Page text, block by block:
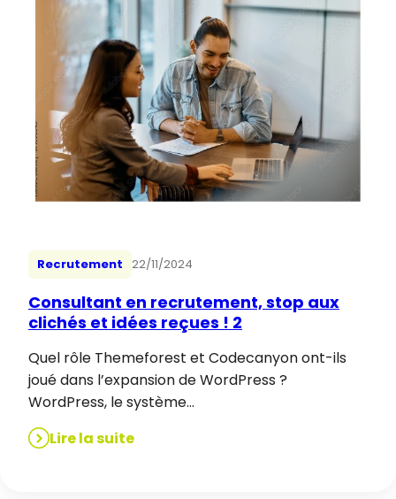
Recrutement 22/11/2024
Consultant en recrutement, stop aux
clichés et idées reçues ! 2
Quel rôle Themeforest et Codecanyon ont-ils
joué dans l’expansion de WordPress ?
WordPress, le système…
Lire la suite